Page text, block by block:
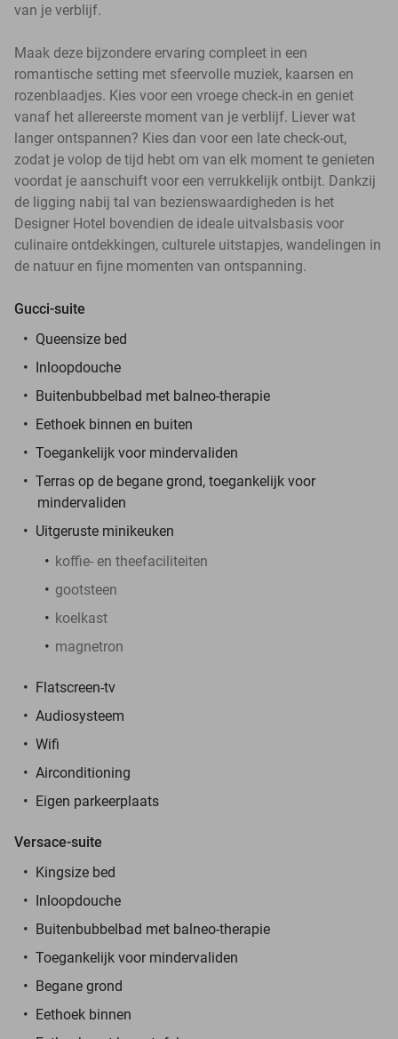
van je verblijf.
Maak deze bijzondere ervaring compleet in een
romantische setting met sfeervolle muziek, kaarsen en
rozenblaadjes. Kies voor een vroege check-in en geniet
vanaf het allereerste moment van je verblijf. Liever wat
langer ontspannen? Kies dan voor een late check-out,
zodat je volop de tijd hebt om van elk moment te genieten
voordat je aanschuift voor een verrukkelijk ontbijt. Dankzij
de ligging nabij tal van bezienswaardigheden is het
Designer Hotel bovendien de ideale uitvalsbasis voor
culinaire ontdekkingen, culturele uitstapjes, wandelingen in
de natuur en fijne momenten van ontspanning.
Gucci-suite
Queensize bed
Inloopdouche
Buitenbubbelbad met balneo-therapie
Eethoek binnen en buiten
Toegankelijk voor mindervaliden
Terras op de begane grond, toegankelijk voor
mindervaliden
Uitgeruste minikeuken
koffie- en theefaciliteiten
gootsteen
koelkast
magnetron
Flatscreen-tv
Audiosysteem
Wifi
Airconditioning
Eigen parkeerplaats
Versace-suite
Kingsize bed
Inloopdouche
Buitenbubbelbad met balneo-therapie
Toegankelijk voor mindervaliden
Begane grond
Eethoek binnen